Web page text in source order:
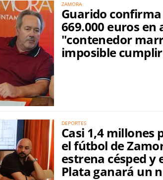
ZAMORA
Guarido
669.000 euros en
"contenedor
imposible
DEPORTES
Casi 1,4 millones
el fútbol de
estrena césped y
Plata ganará un